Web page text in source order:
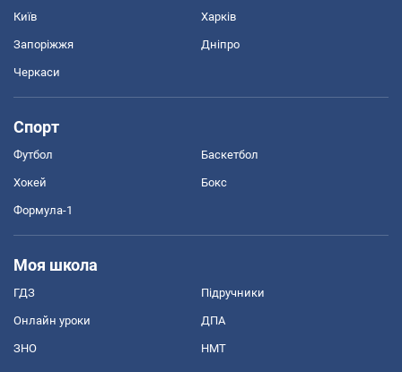
Київ Харків
Запоріжжя Дніпро
Черкаси
Спорт
Футбол Баскетбол
Хокей Бокс
Формула-1
Моя школа
ГДЗ Підручники
Онлайн уроки ДПА
ЗНО НМТ